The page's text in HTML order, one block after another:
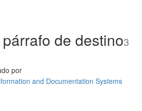
de destino3
por